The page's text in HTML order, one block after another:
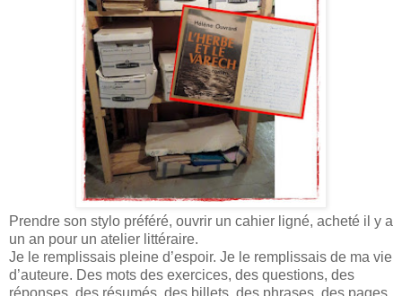
Prendre son stylo préféré, ouvrir un cahier ligné, acheté il y a
un an pour un atelier littéraire.
Je le remplissais pleine d’espoir. Je le remplissais de ma vie
d’auteure. Des mots des exercices, des questions, des